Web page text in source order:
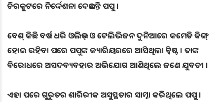
ଚିରକୁଟରେ ନିର୍ଦ୍ଦେଶନା ଦେଉଛନ୍ତି ପପୁ ।
ବେଶ୍‌ କିଛି ବର୍ଷ ଧରି ଓଲିଉଡ୍‌ ଓ ଟେଲିଭିଜନ ଦୁନିଆରେ କମେଡି କିଙ୍ଗ୍‌
ହୋଇ ରହିବା ପରେ ପପୁଙ୍କ କ୍ୟାରିୟରରେ ଆସିଥିଲା ଟ୍ବିଷ୍ଟ । ତାଙ୍କ
ବିରୋଧରେ ଅସଦବ୍ୟବହାର ଅଭିଯୋଗ ଆଣିଥିଲେ ଜଣେ ଯୁବତୀ ।
ଏହା ପରେ ଗୁରୁତର ଶାରିରୀକ ଅସୁସ୍ଥତାର ସାମ୍ନା କରିଥିଲେ ପପୁ ।